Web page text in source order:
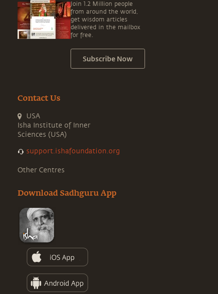
Join 1.2 Million people
from around the world,
get wisdom articles
delivered in the mailbox
for free.
Subscribe Now
Contact Us
USA
Isha Institute of Inner
Sciences (USA)
support.ishafoundation.org
Other Centres
Download Sadhguru App